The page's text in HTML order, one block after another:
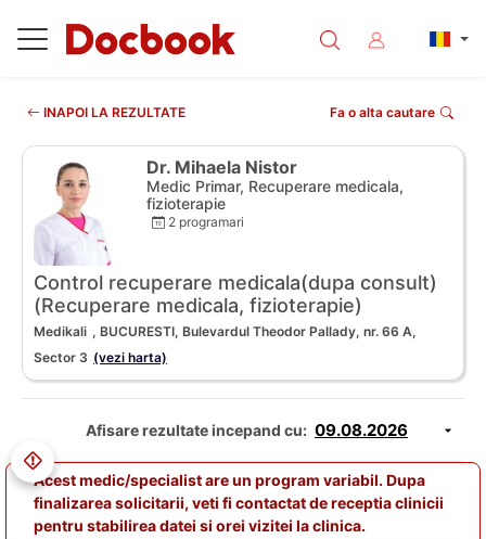
INAPOI LA REZULTATE Fa o alta cautare
Dr. Mihaela Nistor
Medic Primar, Recuperare medicala,
fizioterapie
2 programari
Control recuperare medicala(dupa consult)
(Recuperare medicala, fizioterapie)
Medikali , BUCURESTI, Bulevardul Theodor Pallady, nr. 66 A,
Sector 3 (vezi harta)
Afisare rezultate incepand cu:
Acest medic/specialist are un program variabil. Dupa
finalizarea solicitarii, veti fi contactat de receptia clinicii
pentru stabilirea datei si orei vizitei la clinica.